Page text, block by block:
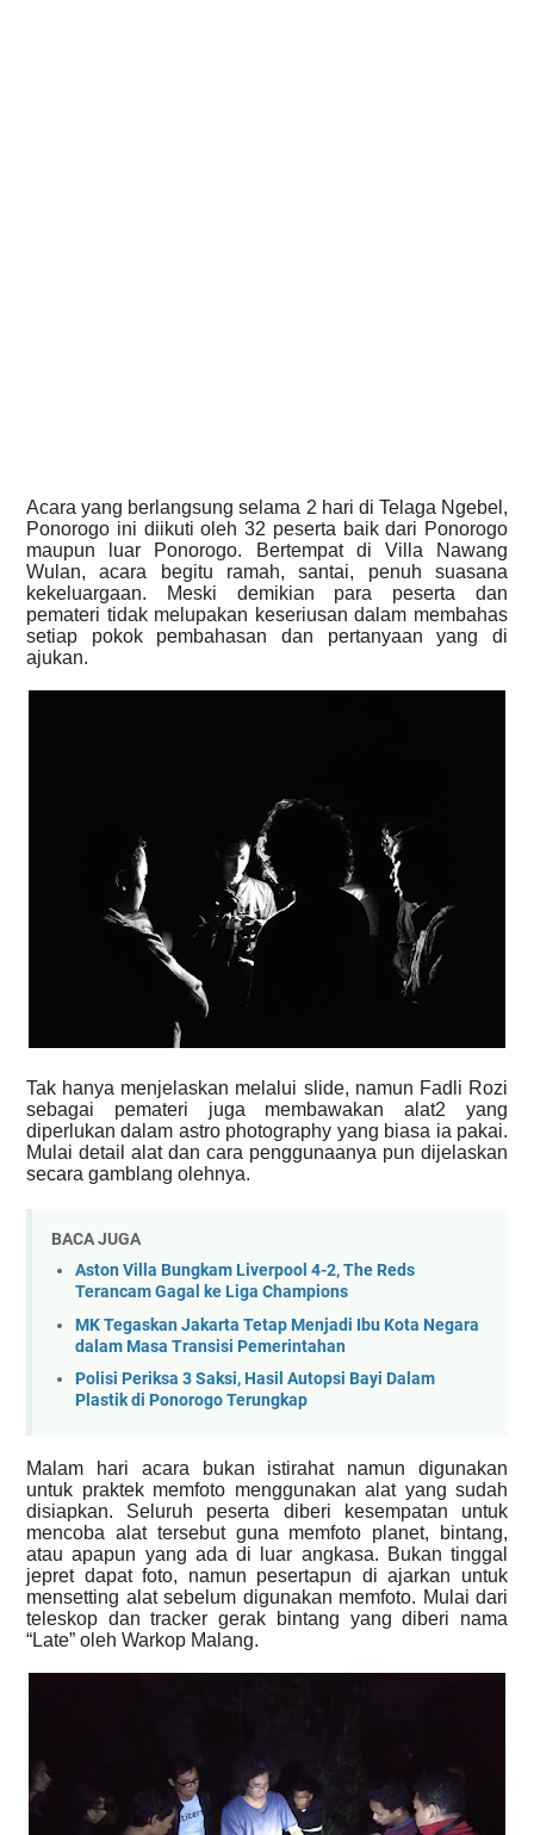
Acara yang berlangsung selama 2 hari di Telaga Ngebel,
Ponorogo ini diikuti oleh 32 peserta baik dari Ponorogo
maupun luar Ponorogo. Bertempat di Villa Nawang
Wulan, acara begitu ramah, santai, penuh suasana
kekeluargaan. Meski demikian para peserta dan
pemateri tidak melupakan keseriusan dalam membahas
setiap pokok pembahasan dan pertanyaan yang di
ajukan.
Tak hanya menjelaskan melalui slide, namun Fadli Rozi
sebagai pemateri juga membawakan alat2 yang
diperlukan dalam astro photography yang biasa ia pakai.
Mulai detail alat dan cara penggunaanya pun dijelaskan
secara gamblang olehnya.
BACA JUGA
Aston Villa Bungkam Liverpool 4-2, The Reds
Terancam Gagal ke Liga Champions
MK Tegaskan Jakarta Tetap Menjadi Ibu Kota Negara
dalam Masa Transisi Pemerintahan
Polisi Periksa 3 Saksi, Hasil Autopsi Bayi Dalam
Plastik di Ponorogo Terungkap
Malam hari acara bukan istirahat namun digunakan
untuk praktek memfoto menggunakan alat yang sudah
disiapkan. Seluruh peserta diberi kesempatan untuk
mencoba alat tersebut guna memfoto planet, bintang,
atau apapun yang ada di luar angkasa. Bukan tinggal
jepret dapat foto, namun pesertapun di ajarkan untuk
mensetting alat sebelum digunakan memfoto. Mulai dari
teleskop dan tracker gerak bintang yang diberi nama
“Late” oleh Warkop Malang.